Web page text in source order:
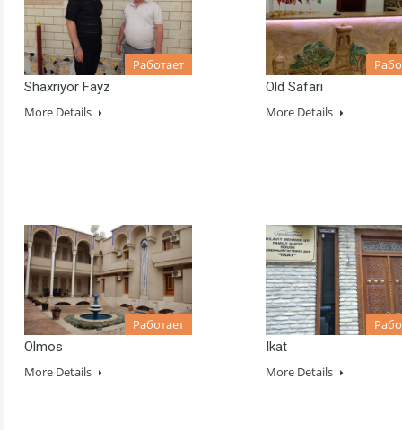
Работает
Shaxriyor Fayz
More Details
Old Safari
More Details
Работает
Olmos
More Details
Ikat
More Details